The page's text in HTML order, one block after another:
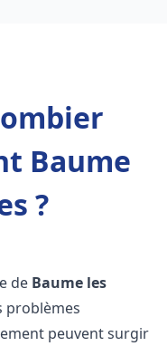
Baume
?
de Baume les
problèmes
peuvent surgir